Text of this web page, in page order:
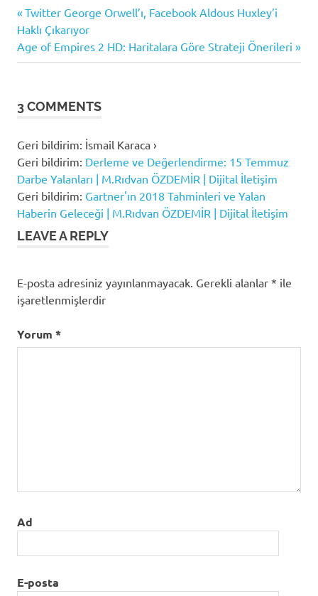
sosyal
medya
yalan
haber
örnekleri
haber
teknikleri
Yazı
gezinmesi
Previous
Post:
Twitter George Orwell’ı, Facebook Aldous Huxley’i
Haklı Çıkarıyor
Next
Post:
Age of Empires 2 HD: Haritalara Göre Strateji Önerileri
3 COMMENTS
Geri bildirim: İsmail Karaca ›
Geri bildirim: Derleme ve Değerlendirme: 15 Temmuz
Darbe Yalanları | M.Rıdvan ÖZDEMİR | Dijital İletişim
Geri bildirim: Gartner'ın 2018 Tahminleri ve Yalan
Haberin Geleceği | M.Rıdvan ÖZDEMİR | Dijital İletişim
LEAVE A REPLY
E-posta adresiniz yayınlanmayacak. Gerekli alanlar * ile
işaretlenmişlerdir
Yorum *
Ad
E-posta